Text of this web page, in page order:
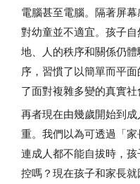
電腦甚至電腦。隔著屏
對幼童並不適宜。孩子自
地、人的秩序和關係仍
序，習慣了以簡單而平
了面對複雜多變的真實社
再者現在由幾歲開始到
重。我們以為可透過「
連成人都不能自拔時，
控嗎？現在孩子和家長